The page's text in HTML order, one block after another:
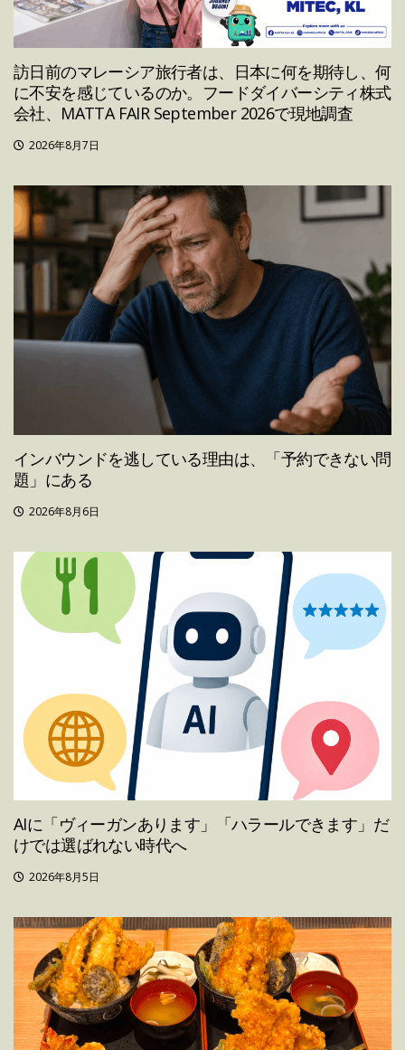
訪日前のマレーシア旅行者は、日本に何を期待し、何
に不安を感じているのか。フードダイバーシティ株式
会社、MATTA FAIR September 2026で現地調査
2026年8月7日
インバウンドを逃している理由は、「予約できない問
題」にある
2026年8月6日
AIに「ヴィーガンあります」「ハラールできます」だ
けでは選ばれない時代へ
2026年8月5日